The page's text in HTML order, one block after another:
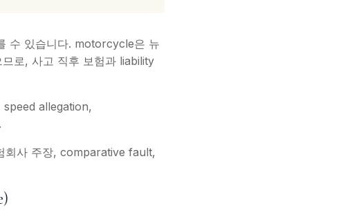
수 있습니다. motorcycle은 뉴
로, 사고 직후 보험과 liability
allegation,
회사 주장, comparative fault,